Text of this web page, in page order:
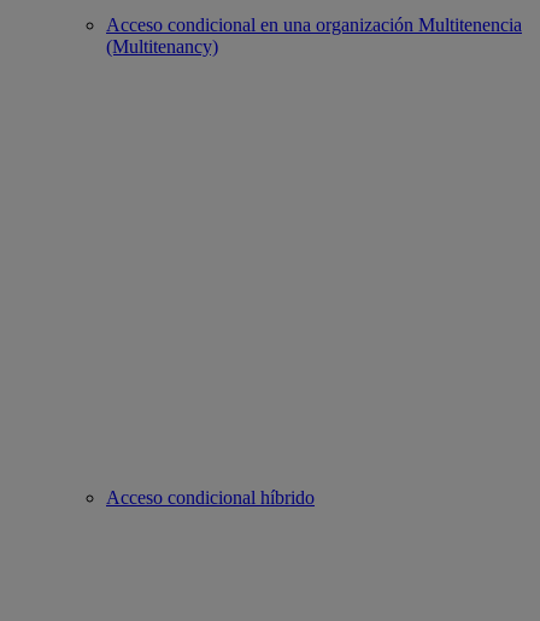
Acceso condicional en una organización Multitenencia
(Multitenancy)
Acceso condicional híbrido